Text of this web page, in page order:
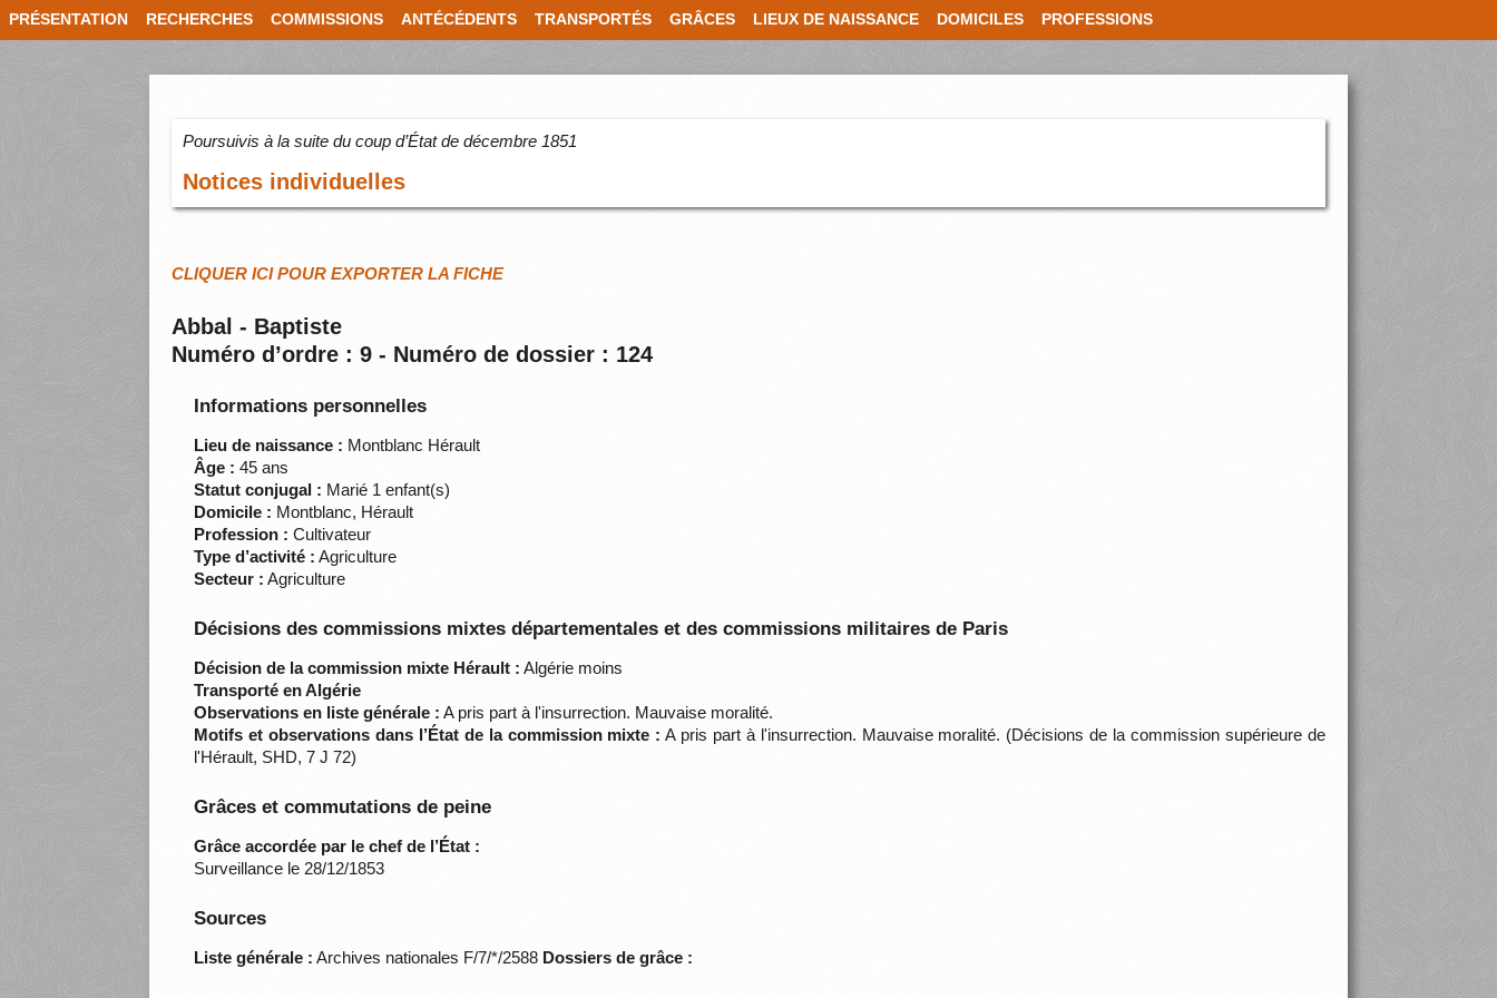
PRÉSENTATION RECHERCHES COMMISSIONS ANTÉCÉDENTS TRANSPORTÉS GRÂCES LIEUX DE NAISSANCE DOMICILES PROFESSIONS
Poursuivis à la suite du coup d’État de décembre 1851
Notices individuelles
CLIQUER ICI POUR EXPORTER LA FICHE
Abbal - Baptiste
Numéro d’ordre : 9 - Numéro de dossier : 124
Informations personnelles
Lieu de naissance : Montblanc Hérault
Âge : 45 ans
Statut conjugal : Marié 1 enfant(s)
Domicile : Montblanc, Hérault
Profession : Cultivateur
Type d’activité : Agriculture
Secteur : Agriculture
Décisions des commissions mixtes départementales et des commissions militaires de Paris
Décision de la commission mixte Hérault : Algérie moins
Transporté en Algérie
Observations en liste générale : A pris part à l'insurrection. Mauvaise moralité.
Motifs et observations dans l’État de la commission mixte : A pris part à l'insurrection. Mauvaise moralité. (Décisions de la commission supérieure de
l'Hérault, SHD, 7 J 72)
Grâces et commutations de peine
Grâce accordée par le chef de l’État :
Surveillance le 28/12/1853
Sources
Liste générale : Archives nationales F/7/*/2588 Dossiers de grâce :